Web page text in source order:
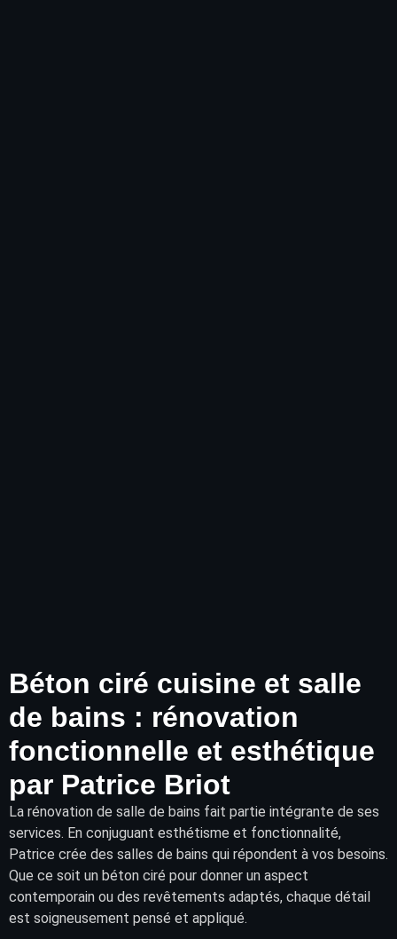
Béton ciré cuisine et salle
de bains : rénovation
fonctionnelle et esthétique
par Patrice Briot
La rénovation de salle de bains fait partie intégrante de ses
services. En conjuguant esthétisme et fonctionnalité,
Patrice crée des salles de bains qui répondent à vos besoins.
Que ce soit un béton ciré pour donner un aspect
contemporain ou des revêtements adaptés, chaque détail
est soigneusement pensé et appliqué.